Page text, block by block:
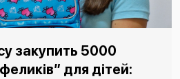
закупить 5000
для дітей: